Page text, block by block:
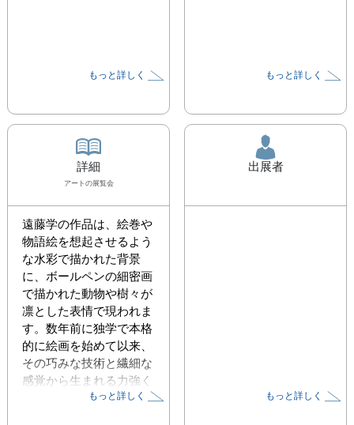
もっと詳しく もっと詳しく
詳細
アート の展覧会
遠藤学の作品は、絵巻や
物語絵を想起させるよう
な水彩で描かれた背景
に、ボールペンの細密画
で描かれた動物や樹々が
凛とした表情で現われま
す。数年前に独学で本格
的に絵画を始めて以来、
その巧みな技術と繊細な
感覚から生まれる力強く
も美しい作風で、周囲か
もっと詳しく
出展者
もっと詳しく